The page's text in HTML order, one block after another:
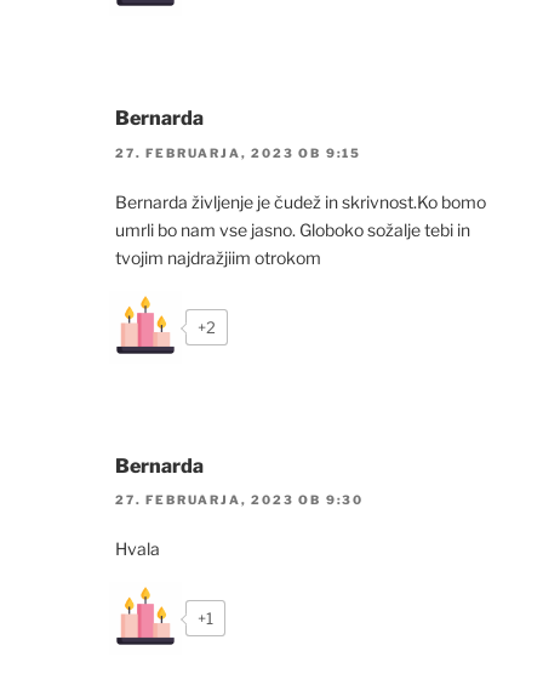
Bernarda
27. FEBRUARJA, 2023 OB 9:15
Bernarda življenje je čudež in skrivnost.Ko bomo
umrli bo nam vse jasno. Globoko sožalje tebi in
tvojim najdražjiim otrokom
+2
Bernarda
27. FEBRUARJA, 2023 OB 9:30
Hvala
+1